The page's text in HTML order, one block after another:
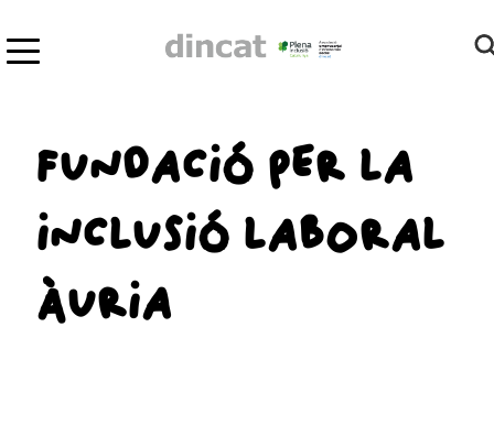
FUNDACIÓ PER LA
INCLUSIÓ LABORAL
ÀURIA